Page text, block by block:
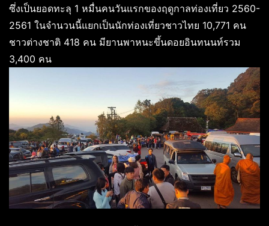
ซึ่งเป็นยอดทะลุ 1 หมื่นคนวันแรกของฤดูกาลท่องเที่ยว 2560-
2561 ในจำนวนนี้แยกเป็นนักท่องเที่ยวชาวไทย 10,771 คน
ชาวต่างชาติ 418 คน มียานพาหนะขึ้นดอยอินทนนท์รวม
3,400 คน